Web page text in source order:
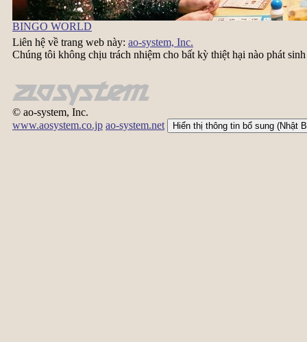
BINGO WORLD
Liên hệ về trang web này: ao-system, Inc.
Chúng tôi không chịu trách nhiệm cho bất kỳ thiệt hại nào phát
© ao-system, Inc.
www.aosystem.co.jp ao-system.net Hiển thị thông tin bổ sung (Nhật